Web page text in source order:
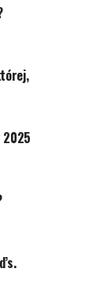
2025